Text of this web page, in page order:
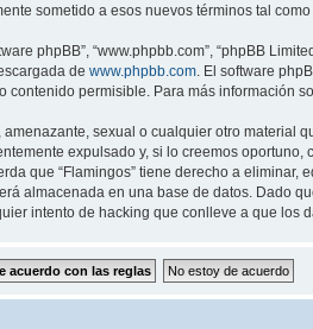
sometido a esos nuevos términos tal
phpBB”, “www.phpbb.com”, “phpBB
de www.phpbb.com. El software
permisible. Para más información
sexual o cualquier otro material
expulsado y, si lo creemos
que “Flamingos” tiene derecho a
almacenada en una base de datos. Dado
intento de hacking que conlleve a que los